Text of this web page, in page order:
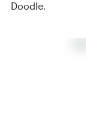
Doodle.